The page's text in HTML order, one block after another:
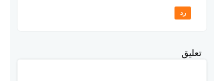
رد
تعليق